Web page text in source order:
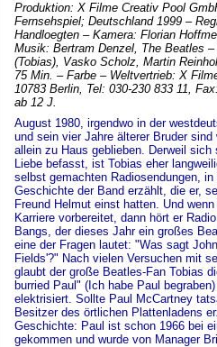
Produktion: X Filme Creativ Pool
Fernsehspiel; Deutschland 1999 –
Handloegten – Kamera: Florian
Musik: Bertram Denzel, The Beatles
(Tobias), Vasko Scholz, Martin
75 Min. – Farbe – Weltvertrieb: X
10783 Berlin, Tel: 030-230 833 11,
ab 12 J.
August 1980, irgendwo in der
und sein vier Jahre älterer Bruder
allein zu Haus geblieben. Derweil
Liebe befasst, ist Tobias eher
selbst gemachten Radiosendungen,
Geschichte der Band erzählt, die er,
Freund Helmut einst hatten. Und
Karriere vorbereitet, dann hört er
Bangs, der dieses Jahr ein großes
eine der Fragen lautet: "Was sagt
Fields'?" Nach vielen Versuchen mit
glaubt der große Beatles-Fan Tobias
burried Paul" (Ich habe Paul
elektrisiert. Sollte Paul McCartney
Besitzer des örtlichen Plattenladens
Geschichte: Paul ist schon 1966 bei
gekommen und wurde von Manager